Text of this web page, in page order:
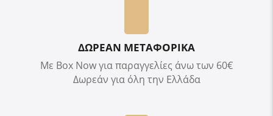
ΔΩΡΕΑΝ ΜΕΤΑΦΟΡΙΚΑ
Με Box Now για παραγγελίες άνω των 60€
Δωρεάν για όλη την Ελλάδα